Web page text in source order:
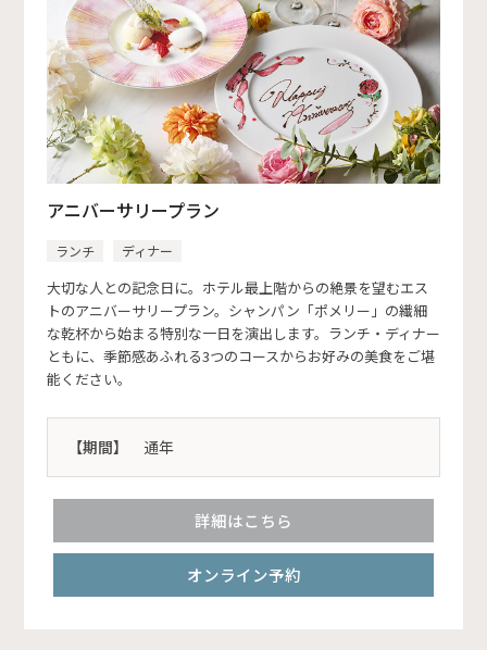
アニバーサリープラン
ランチ ディナー
大切な人との記念日に。ホテル最上階からの絶景を望むエス
トのアニバーサリープラン。シャンパン「ポメリー」の繊細
な乾杯から始まる特別な一日を演出します。ランチ・ディナー
ともに、季節感あふれる3つのコースからお好みの美食をご堪
能ください。
【期間】 通年
詳細はこちら
オンライン予約